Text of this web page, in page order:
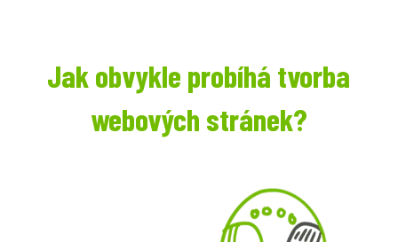
Jak obvykle probíhá tvorba
webových stránek?